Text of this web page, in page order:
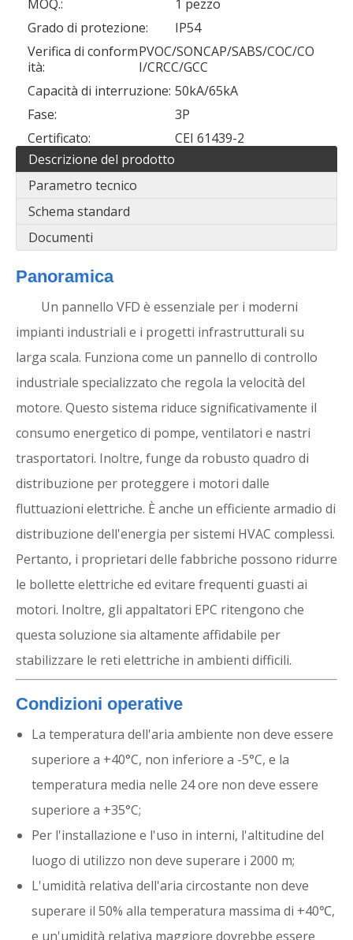
MOQ.:
1 pezzo
Grado di protezione:
IP54
Verifica di conform
ità:
PVOC/SONCAP/SABS/COC/CO
I/CRCC/GCC
Capacità di interruzione: 50kA/65kA
Fase:
3P
Certificato:
CEI 61439-2
Descrizione del prodotto
Parametro tecnico
Schema standard
Documenti
Panoramica
Un pannello VFD è essenziale per i moderni
impianti industriali e i progetti infrastrutturali su
larga scala. Funziona come un pannello di controllo
industriale specializzato che regola la velocità del
motore. Questo sistema riduce significativamente il
consumo energetico di pompe, ventilatori e nastri
trasportatori. Inoltre, funge da robusto quadro di
distribuzione per proteggere i motori dalle
fluttuazioni elettriche. È anche un efficiente armadio di
distribuzione dell'energia per sistemi HVAC complessi.
Pertanto, i proprietari delle fabbriche possono ridurre
le bollette elettriche ed evitare frequenti guasti ai
motori. Inoltre, gli appaltatori EPC ritengono che
questa soluzione sia altamente affidabile per
stabilizzare le reti elettriche in ambienti difficili.
Condizioni operative
La temperatura dell'aria ambiente non deve essere
superiore a +40°C, non inferiore a -5°C, e la
temperatura media nelle 24 ore non deve essere
superiore a +35°C;
Per l'installazione e l'uso in interni, l'altitudine del
luogo di utilizzo non deve superare i 2000 m;
L'umidità relativa dell'aria circostante non deve
superare il 50% alla temperatura massima di +40℃,
e un'umidità relativa maggiore dovrebbe essere